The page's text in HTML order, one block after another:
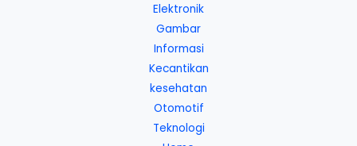
Elektronik
Gambar
Informasi
Kecantikan
kesehatan
Otomotif
Teknologi